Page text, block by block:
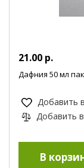
21.00 р.
Дафния 50 мл
Добавить
Добавить